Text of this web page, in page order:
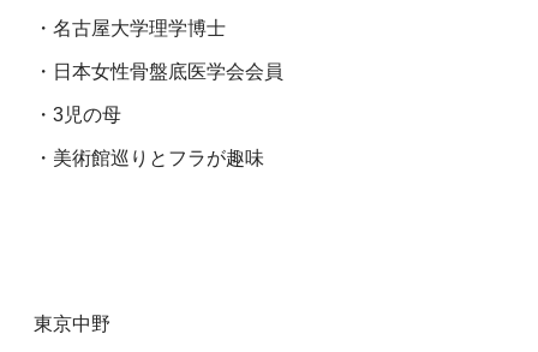
・名古屋大学理学博士
・日本女性骨盤底医学会会員
・3児の母
・美術館巡りとフラが趣味
東京中野